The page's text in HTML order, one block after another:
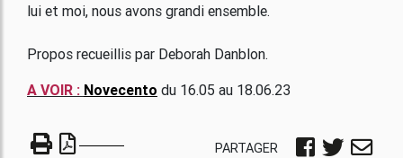
lui et moi, nous avons grandi ensemble.
Propos recueillis par Deborah Danblon.
A VOIR : Novecento du 16.05 au 18.06.23
PARTAGER